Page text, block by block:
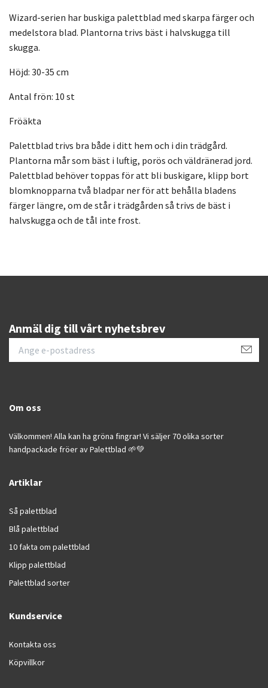
Wizard-serien har buskiga palettblad med skarpa färger och
medelstora blad. Plantorna trivs bäst i halvskugga till
skugga.
Höjd: 30-35 cm
Antal frön: 10 st
Fröäkta
Palettblad trivs bra både i ditt hem och i din trädgård.
Plantorna mår som bäst i luftig, porös och väldränerad jord.
Palettblad behöver toppas för att bli buskigare, klipp bort
blomknopparna två bladpar ner för att behålla bladens
färger längre, om de står i trädgården så trivs de bäst i
halvskugga och de tål inte frost.
Anmäl dig till vårt nyhetsbrev
Om oss
Välkommen! Alla kan ha gröna fingrar! Vi säljer 70 olika sorter
handpackade fröer av Palettblad 🌱💚
Artiklar
Så palettblad
Blå palettblad
10 fakta om palettblad
Klipp palettblad
Palettblad sorter
Kundservice
Kontakta oss
Köpvillkor